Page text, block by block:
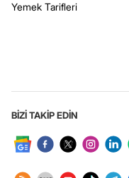
Yemek Tarifleri
BİZİ TAKİP EDİN